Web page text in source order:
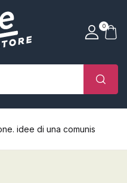
0
Vicino
o email *
*
Vicino
borsa della spesa
idee di una comunis